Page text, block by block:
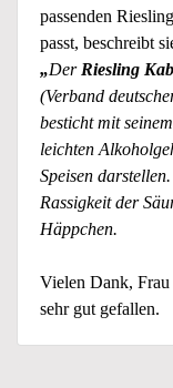
passenden
passt, beschreibt
„Der Riesling
(Verband
besticht mit
leichten
Speisen
Rassigkeit der
Häppchen.
Vielen Dank,
sehr gut gefallen.